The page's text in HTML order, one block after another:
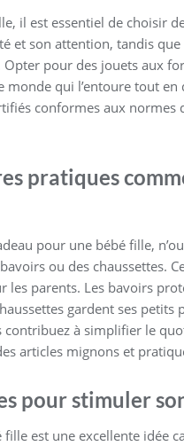
il est essentiel de choisir
et son attention, tandis
pour des jouets aux
monde qui l’entoure tout
conformes aux normes
pratiques
pour une bébé fille,
ou des chaussettes.
parents. Les bavoirs
gardent ses petits
contribuez à simplifier le
articles mignons et
pour stimuler
est une excellente idée